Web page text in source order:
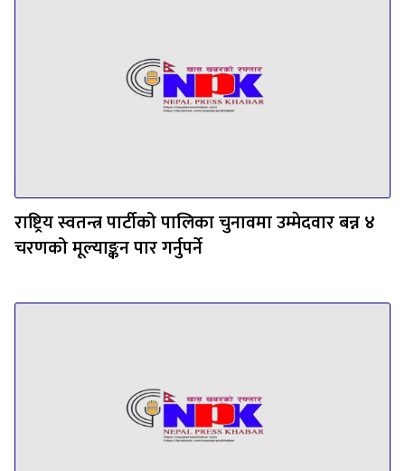
राष्ट्रिय स्वतन्त्र पार्टीको पालिका चुनावमा उम्मेदवार बन्न ४
चरणको मूल्याङ्कन पार गर्नुपर्ने